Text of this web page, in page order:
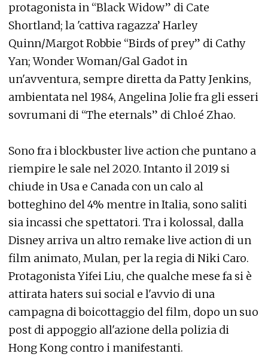
protagonista in “Black Widow” di Cate
Shortland; la 'cattiva ragazza’ Harley
Quinn/Margot Robbie “Birds of prey” di Cathy
Yan; Wonder Woman/Gal Gadot in
un'avventura, sempre diretta da Patty Jenkins,
ambientata nel 1984, Angelina Jolie fra gli esseri
sovrumani di “The eternals” di Chloé Zhao.
Sono fra i blockbuster live action che puntano a
riempire le sale nel 2020. Intanto il 2019 si
chiude in Usa e Canada con un calo al
botteghino del 4% mentre in Italia, sono saliti
sia incassi che spettatori. Tra i kolossal, dalla
Disney arriva un altro remake live action di un
film animato, Mulan, per la regia di Niki Caro.
Protagonista Yifei Liu, che qualche mese fa si è
attirata haters sui social e l'avvio di una
campagna di boicottaggio del film, dopo un suo
post di appoggio all'azione della polizia di
Hong Kong contro i manifestanti.